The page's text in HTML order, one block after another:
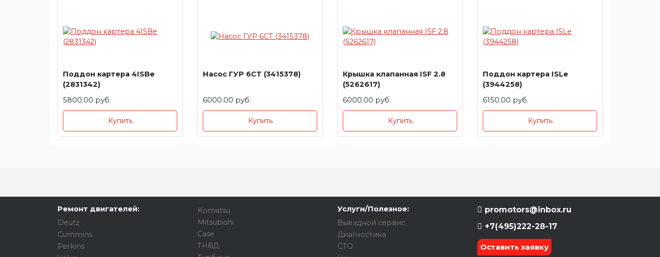
Поддон картера 4ISBe
(2831342)
5800.00 руб.
Купить
Насос ГУР 6СT (3415378)
6000.00 руб.
Купить
Крышка клапанная ISF 2.8
(5262617)
6000.00 руб.
Купить
Поддон картера ISLe
(3944258)
6150.00 руб.
Купить
Ремонт двигателей:
Deutz
Cummins
Perkins
Komatsu
Mitsubishi
Case
ТНВД
Услуги/Полезное:
Выездной сервис
Диагностика
СТО
promotors@inbox.ru
+7(495)222-28-17
Оставить заявку